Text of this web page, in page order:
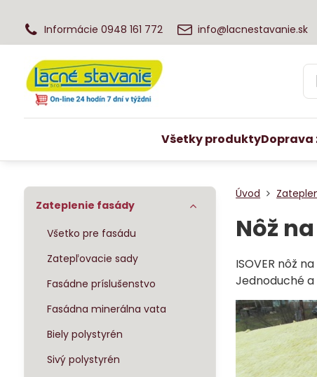
Informácie 0948 161 772
info@lacnestavanie.sk
Všetky produkty
Úvod
Nôž
ISOVER nôž
Jednoduché
Zateplenie fasády
Všetko pre fasádu
Zatepľovacie sady
Fasádne príslušenstvo
Fasádna minerálna vata
Biely polystyrén
Sivý polystyrén